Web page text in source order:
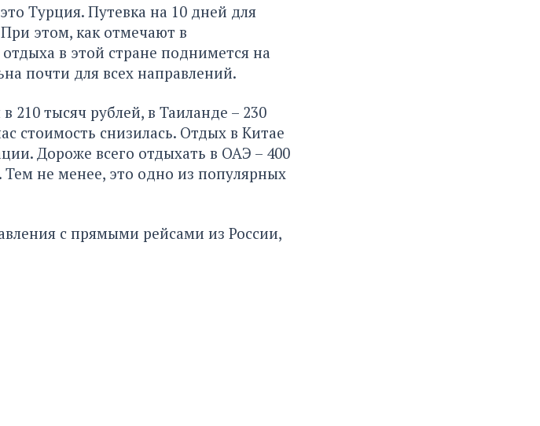
Турция. Путевка на 10 дней для
этом, как отмечают в
в этой стране поднимется на
почти для всех направлений.
210 тысяч рублей, в Таиланде – 230
стоимость снизилась. Отдых в Китае
Дороже всего отдыхать в ОАЭ – 400
не менее, это одно из популярных
с прямыми рейсами из России,